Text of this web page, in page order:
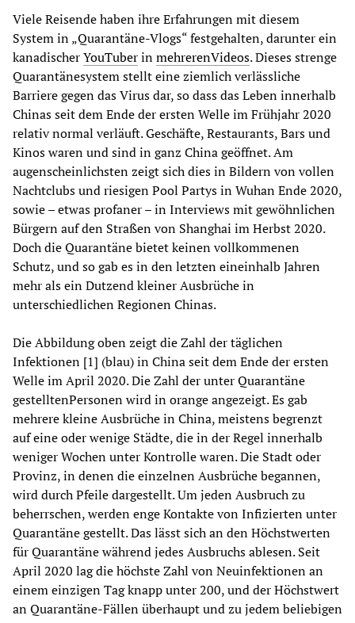
Viele Reisende haben ihre Erfahrungen mit diesem
System in „Quarantäne-Vlogs“ festgehalten, darunter ein
kanadischerYouTuberinmehrerenVideos. Dieses strenge
Quarantänesystem stellt eine ziemlich verlässliche
Barriere gegen das Virus dar, so dass das Leben innerhalb
Chinas seit dem Ende der ersten Welle im Frühjahr 2020
relativ normal verläuft. Geschäfte, Restaurants, Bars und
Kinos waren und sind in ganz China geöffnet. Am
augenscheinlichsten zeigt sich dies in Bildern von vollen
Nachtclubs und riesigen Pool Partys in Wuhan Ende 2020,
sowie – etwas profaner – in Interviews mit gewöhnlichen
Bürgern auf den Straßen von Shanghai im Herbst 2020.
Doch die Quarantäne bietet keinen vollkommenen
Schutz, und so gab es in den letzten eineinhalb Jahren
mehr als ein Dutzend kleiner Ausbrüche in
unterschiedlichen Regionen Chinas.
Die Abbildung oben zeigt die Zahl der täglichen
Infektionen [1] (blau) in China seit dem Ende der ersten
Welle im April 2020. Die Zahl der unter Quarantäne
gestelltenPersonen wird in orange angezeigt. Es gab
mehrere kleine Ausbrüche in China, meistens begrenzt
auf eine oder wenige Städte, die in der Regel innerhalb
weniger Wochen unter Kontrolle waren. Die Stadt oder
Provinz, in denen die einzelnen Ausbrüche begannen,
wird durch Pfeile dargestellt. Um jeden Ausbruch zu
beherrschen, werden enge Kontakte von Infizierten unter
Quarantäne gestellt. Das lässt sich an den Höchstwerten
für Quarantäne während jedes Ausbruchs ablesen. Seit
April 2020 lag die höchste Zahl von Neuinfektionen an
einem einzigen Tag knapp unter 200, und der Höchstwert
an Quarantäne-Fällen überhaupt und zu jedem beliebigen